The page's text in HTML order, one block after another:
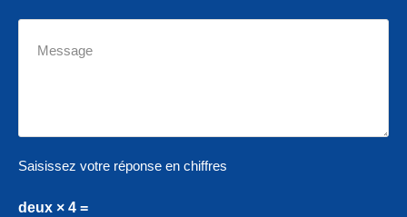
Saisissez votre réponse en chiffres
deux × 4 =